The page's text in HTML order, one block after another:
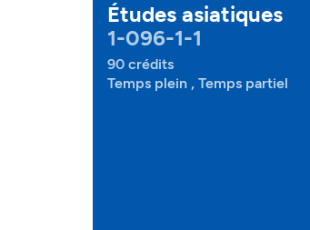
Études asiatiques
1-096-1-1
90 crédits
Temps plein , Temps partiel